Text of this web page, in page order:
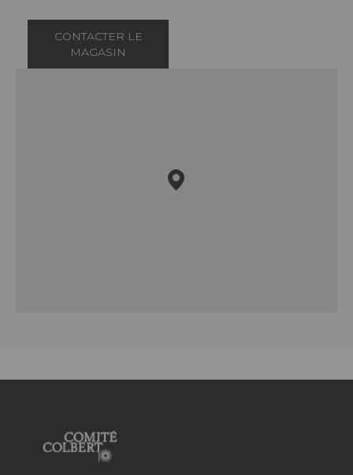
CONTACTER LE
MAGASIN